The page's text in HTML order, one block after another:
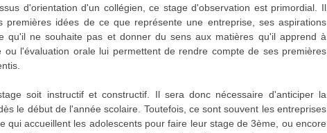
d'orientation d'un collégien, ce stage d'observation est primordial. Il
premières idées de ce que représente une entreprise, ses aspirations
qu'il ne souhaite pas et donner du sens aux matières qu'il apprend à
l'évaluation orale lui permettent de rendre compte de ses premières
soit instructif et constructif. Il sera donc nécessaire d'anticiper la
le début de l'année scolaire. Toutefois, ce sont souvent les entreprises
qui accueillent les adolescents pour faire leur stage de 3ème, ou encore